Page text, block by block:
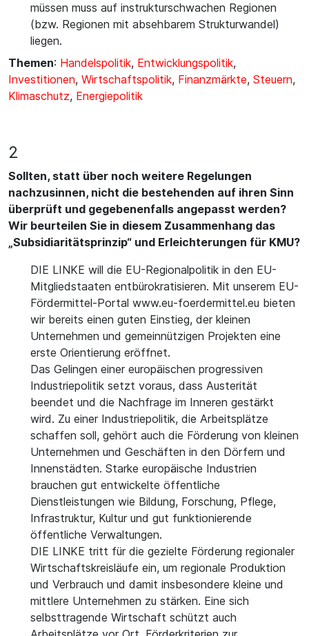
müssen muss auf instrukturschwachen Regionen
(bzw. Regionen mit absehbarem Strukturwandel)
liegen.
Themen: Handelspolitik, Entwicklungspolitik,
Investitionen, Wirtschaftspolitik, Finanzmärkte, Steuern,
Klimaschutz, Energiepolitik
2
Sollten, statt über noch weitere Regelungen
nachzusinnen, nicht die bestehenden auf ihren Sinn
überprüft und gegebenenfalls angepasst werden?
Wir beurteilen Sie in diesem Zusammenhang das
„Subsidiaritätsprinzip“ und Erleichterungen für KMU?
DIE LINKE will die EU-Regionalpolitik in den EU-
Mitgliedstaaten entbürokratisieren. Mit unserem EU-
Fördermittel-Portal www.eu-foerdermittel.eu bieten
wir bereits einen guten Einstieg, der kleinen
Unternehmen und gemeinnützigen Projekten eine
erste Orientierung eröffnet.
Das Gelingen einer europäischen progressiven
Industriepolitik setzt voraus, dass Austerität
beendet und die Nachfrage im Inneren gestärkt
wird. Zu einer Industriepolitik, die Arbeitsplätze
schaffen soll, gehört auch die Förderung von kleinen
Unternehmen und Geschäften in den Dörfern und
Innenstädten. Starke europäische Industrien
brauchen gut entwickelte öffentliche
Dienstleistungen wie Bildung, Forschung, Pflege,
Infrastruktur, Kultur und gut funktionierende
öffentliche Verwaltungen.
DIE LINKE tritt für die gezielte Förderung regionaler
Wirtschaftskreisläufe ein, um regionale Produktion
und Verbrauch und damit insbesondere kleine und
mittlere Unternehmen zu stärken. Eine sich
selbsttragende Wirtschaft schützt auch